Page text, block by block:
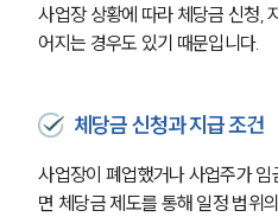
사업장 상황에 따라 체당금 신청,
어지는 경우도 있기 때문입니다.
체당금 신청과 지급 조건
사업장이 폐업했거나 사업주가
면 체당금 제도를 통해 일정 범위